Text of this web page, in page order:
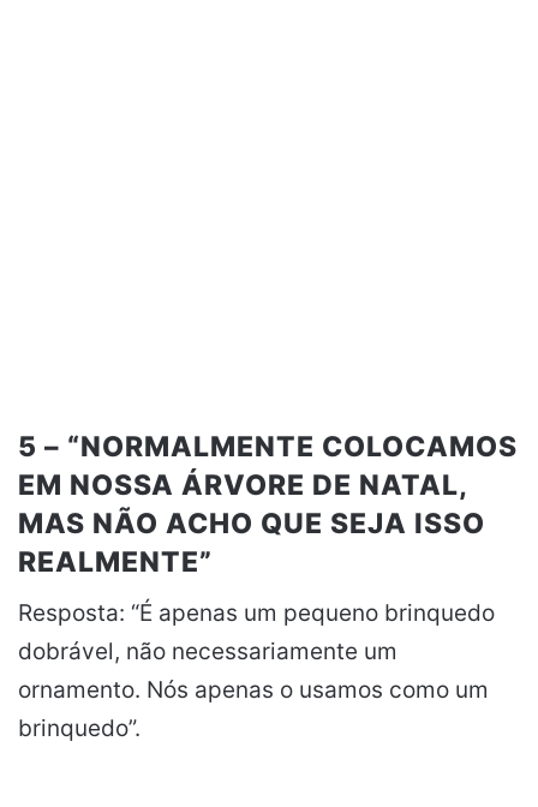
5 – “NORMALMENTE COLOCAMOS
EM NOSSA ÁRVORE DE NATAL,
MAS NÃO ACHO QUE SEJA ISSO
REALMENTE”
Resposta: “É apenas um pequeno brinquedo
dobrável, não necessariamente um
ornamento. Nós apenas o usamos como um
brinquedo”.